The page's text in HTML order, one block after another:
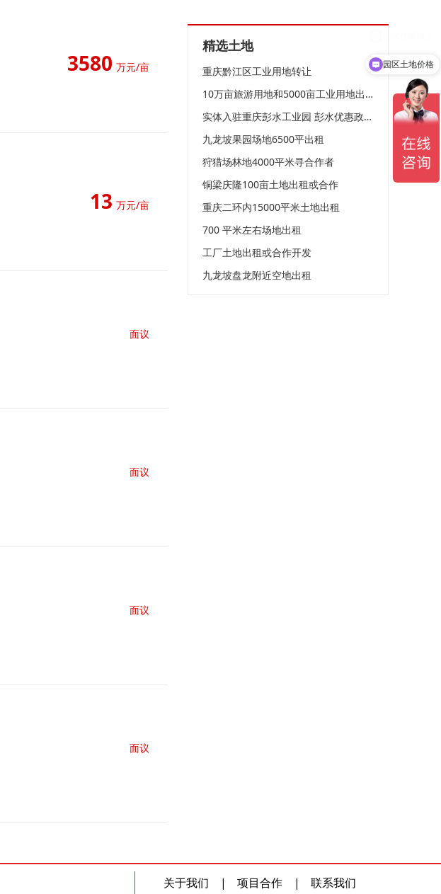
3580 万元/亩
13 万元/亩
面议
面议
面议
面议
精选土地
重庆黔江区工业用地转让
10万亩旅游用地和5000亩工业用地出租出售
实体入驻重庆彭水工业园 彭水优惠政策助发展
九龙坡果园场地6500平出租
狩猎场林地4000平米寻合作者
铜梁庆隆100亩土地出租或合作
重庆二环内15000平米土地出租
700 平米左右场地出租
工厂土地出租或合作开发
九龙坡盘龙附近空地出租
关于我们 | 项目合作 | 联系我们
园区土地价格